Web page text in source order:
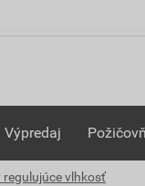
Výpredaj
regulujúce vlhkosť